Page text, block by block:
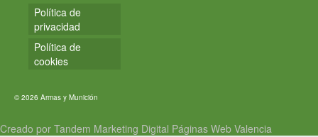
Política de
privacidad
Política de
cookies
© 2026 Armas y Munición
Creado por Tandem Marketing Digital Páginas Web Valencia